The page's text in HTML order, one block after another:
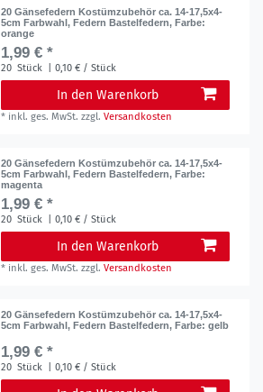
20 Gänsefedern Kostümzubehör ca. 14-17,5x4-
5cm Farbwahl, Federn Bastelfedern, Farbe:
orange
1,99 € *
20 Stück | 0,10 € / Stück
In den Warenkorb
* inkl. ges. MwSt. zzgl.Versandkosten
20 Gänsefedern Kostümzubehör ca. 14-17,5x4-
5cm Farbwahl, Federn Bastelfedern, Farbe:
magenta
1,99 € *
20 Stück | 0,10 € / Stück
In den Warenkorb
* inkl. ges. MwSt. zzgl.Versandkosten
20 Gänsefedern Kostümzubehör ca. 14-17,5x4-
5cm Farbwahl, Federn Bastelfedern, Farbe: gelb
1,99 € *
20 Stück | 0,10 € / Stück